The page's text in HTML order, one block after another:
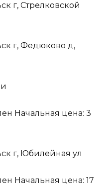
г, Стрелковской
г, Федюково д,
Начальная цена: 3
г, Юбилейная ул
Начальная цена: 17